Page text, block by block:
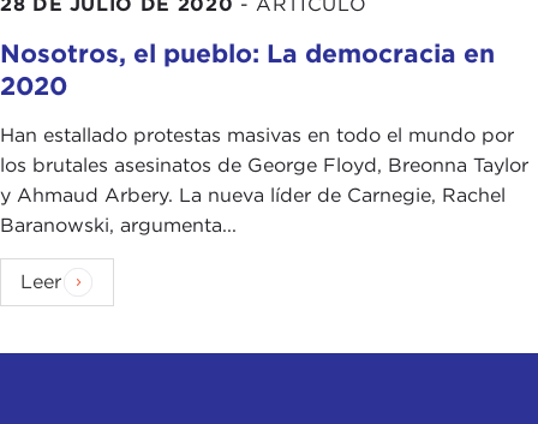
Nosotros, el pueblo: La democracia en
2020
Han estallado protestas masivas en todo el mundo por
los brutales asesinatos de George Floyd, Breonna Taylor
y Ahmaud Arbery. La nueva líder de Carnegie, Rachel
Baranowski, argumenta...
Leer